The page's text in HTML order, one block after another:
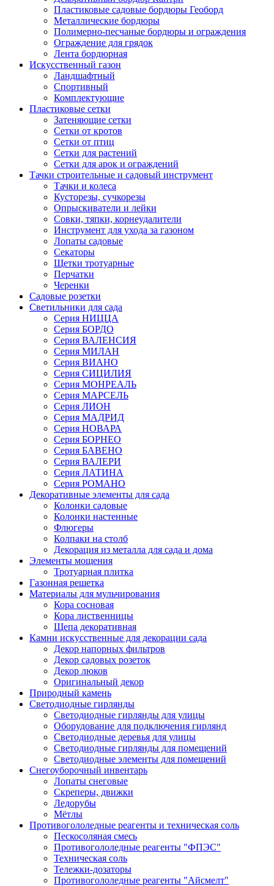
Пластиковые садовые бордюры Геоборд
Металлические бордюры
Полимерно-песчаные бордюры и ограждения
Ограждение для грядок
Лента бордюрная
Искусственный газон
Ландшафтный
Спортивный
Комплектующие
Пластиковые сетки
Затеняющие сетки
Сетки от кротов
Сетки от птиц
Сетки для растений
Сетки для арок и ограждений
Тачки строительные и садовый инструмент
Тачки и колеса
Кусторезы, сучкорезы
Опрыскиватели и лейки
Совки, тяпки, корнеудалители
Инструмент для ухода за газоном
Лопаты садовые
Секаторы
Щетки тротуарные
Перчатки
Черенки
Садовые розетки
Светильники для сада
Серия НИЦЦА
Серия БОРДО
Серия ВАЛЕНСИЯ
Серия МИЛАН
Серия ВИАНО
Серия СИЦИЛИЯ
Серия МОНРЕАЛЬ
Серия МАРСЕЛЬ
Серия ЛИОН
Серия МАДРИД
Серия НОВАРА
Серия БОРНЕО
Серия БАВЕНО
Серия ВАЛЕРИ
Серия ЛАТИНА
Серия РОМАНО
Декоративные элементы для сада
Колонки садовые
Колонки настенные
Флюгеры
Колпаки на столб
Декорация из металла для сада и дома
Элементы мощения
Тротуарная плитка
Газонная решетка
Материалы для мульчирования
Кора сосновая
Кора лиственницы
Щепа декоративная
Камни искусственные для декорации сада
Декор напорных фильтров
Декор садовых розеток
Декор люков
Оригинальный декор
Природный камень
Светодиодные гирлянды
Светодиодные гирлянды для улицы
Оборудование для подключения гирлянд
Светодиодные деревья для улицы
Светодиодные гирлянды для помещений
Светодиодные элементы для помещений
Снегоуборочный инвентарь
Лопаты снеговые
Скреперы, движки
Ледорубы
Мётлы
Противогололедные реагенты и техническая соль
Пескосоляная смесь
Противогололедные реагенты "ФПЭС"
Техническая соль
Тележки-дозаторы
Противогололедные реагенты "Айсмелт"